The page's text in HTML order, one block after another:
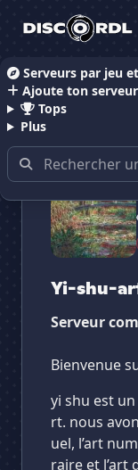
Serveurs par jeu
Ajoute ton serveur
Tops
Plus
Accueil
Yi-shu-
Serveur
Bienvenue
yi shu est
rt. nous
uel, l’art
raire et l’art
Vote
Es-tu sûr de
serveur ?